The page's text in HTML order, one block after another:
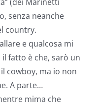
senza neanche
country.
e qualcosa mi
fatto è che, sarò un
cowboy, ma io non
A parte…
mima che